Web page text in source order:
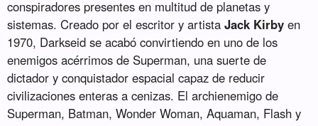
conspiradores presentes en multitud de planetas y
sistemas. Creado por el escritor y artistaJack Kirby en
1970, Darkseid se acabó convirtiendo en uno de los
enemigos acérrimos de Superman, una suerte de
dictador y conquistador espacial capaz de reducir
civilizaciones enteras a cenizas. El archienemigo de
Superman, Batman, Wonder Woman, Aquaman, Flash y